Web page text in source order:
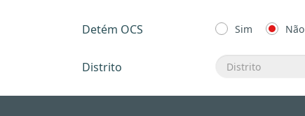
Detém OCS Sim Não
Distrito